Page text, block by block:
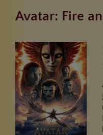
Avatar: Fire